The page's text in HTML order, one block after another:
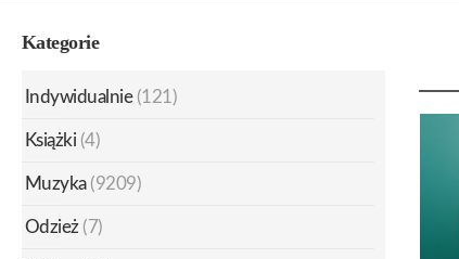
Kategorie
Indywidualnie (121)
Książki (4)
Muzyka (9209)
Odzież (7)